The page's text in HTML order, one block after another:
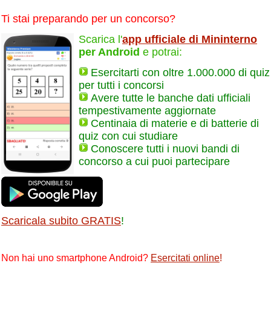
Ti stai preparando per un concorso?
Scarica l'app ufficiale di Mininterno
per Android e potrai:
Esercitarti con oltre 1.000.000 di quiz
per tutti i concorsi
Avere tutte le banche dati ufficiali
tempestivamente aggiornate
Centinaia di materie e di batterie di
quiz con cui studiare
Conoscere tutti i nuovi bandi di
concorso a cui puoi partecipare
Scaricala subito GRATIS!
Non hai uno smartphone Android? Esercitati online!